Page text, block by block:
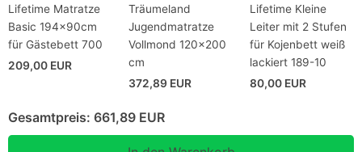
Lifetime Matratze
Basic 194x90cm
für Gästebett 700
209,00 EUR
Träumeland
Jugendmatratze
Vollmond 120x200
cm
372,89 EUR
Lifetime Kleine
Leiter mit 2 Stufen
für Kojenbett weiß
lackiert 189-10
80,00 EUR
Gesamtpreis: 661,89 EUR